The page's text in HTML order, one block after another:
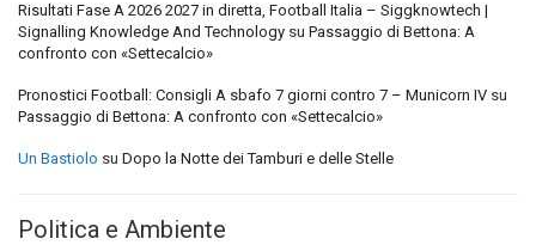
Risultati Fase A 2026 2027 in diretta, Football Italia – Siggknowtech |
Signalling Knowledge And Technology su Passaggio di Bettona: A
confronto con «Settecalcio»
Pronostici Football: Consigli A sbafo 7 giorni contro 7 – Municorn IV su
Passaggio di Bettona: A confronto con «Settecalcio»
Un Bastiolo su Dopo la Notte dei Tamburi e delle Stelle
Politica e Ambiente